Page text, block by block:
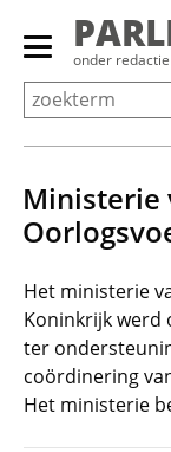
Overslaan
Primair
menu
tonen/
onder
Ministerie
Het ministerie
Koninkrijk werd
ter
coördinering
Het ministerie